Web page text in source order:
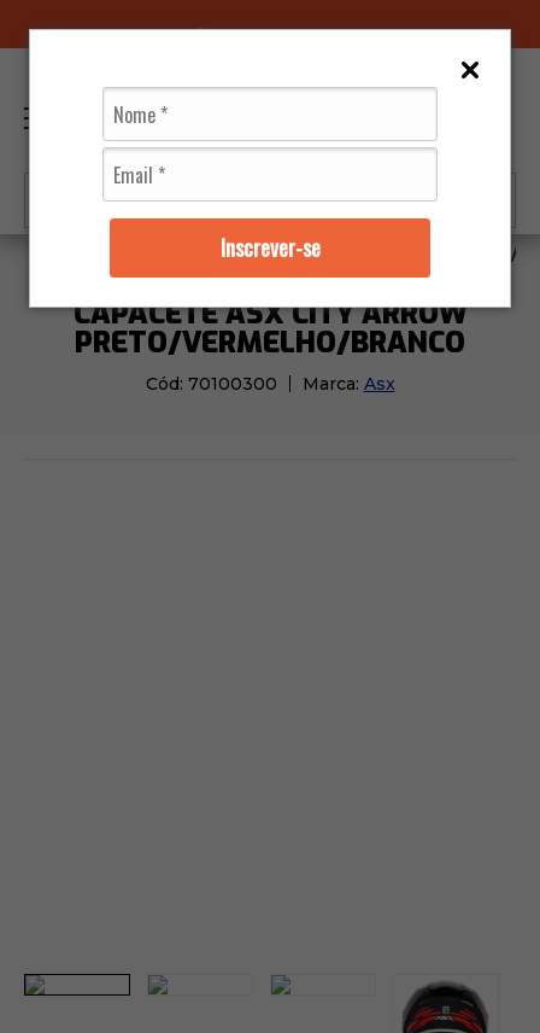
Inscrever-se
Capacete Asx City Arrow Preto/
CAPACETE ASX CITY ARROW
PRETO/VERMELHO/BRANCO
Cód: 70100300 Marca: Asx